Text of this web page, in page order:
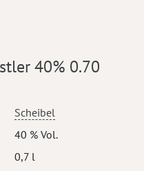
40% 0.70
Scheibel
40 % Vol.
0,7 l